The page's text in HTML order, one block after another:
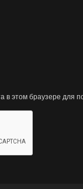
в этом браузере для